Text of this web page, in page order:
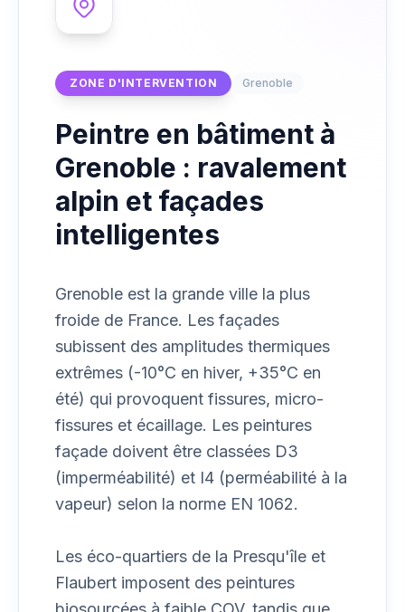
ZONE D'INTERVENTION Grenoble
Peintre en bâtiment à
Grenoble : ravalement
alpin et façades
intelligentes
Grenoble est la grande ville la plus
froide de France. Les façades
subissent des amplitudes thermiques
extrêmes (-10°C en hiver, +35°C en
été) qui provoquent fissures, micro-
fissures et écaillage. Les peintures
façade doivent être classées D3
(imperméabilité) et I4 (perméabilité à la
vapeur) selon la norme EN 1062.
Les éco-quartiers de la Presqu'île et
Flaubert imposent des peintures